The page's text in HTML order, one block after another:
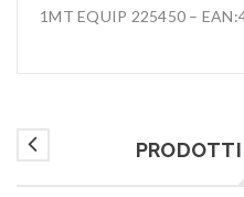
1MT EQUIP 225450 –